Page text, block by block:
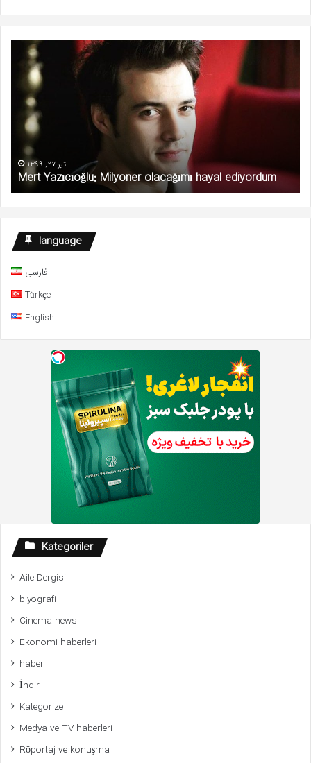
Mert
Yazıcıoğlu:
Milyoner
olacağımı
hayal
ediyordum
تیر 27, 1399
Mert Yazıcıoğlu: Milyoner olacağımı hayal ediyordum
language
فارسی
Türkçe
English
Kategoriler
Aile Dergisi
biyografi
Cinema news
Ekonomi haberleri
haber
İndir
Kategorize
Medya ve TV haberleri
Röportaj ve konuşma